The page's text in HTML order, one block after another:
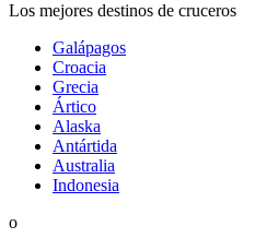
Los mejores destinos de cruceros
Galápagos
Croacia
Grecia
Ártico
Alaska
Antártida
Australia
Indonesia
o